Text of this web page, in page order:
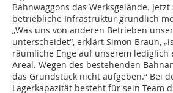
Bahnwaggons das Werksgelände.
betriebliche Infrastruktur gründlich
„Was uns von anderen Betrieben
unterscheidet“, erklärt Simon Braun,
räumliche Enge auf unserem lediglich
Areal. Wegen des bestehenden
das Grundstück nicht aufgeben.“ Bei
Lagerkapazität besteht für sein Team